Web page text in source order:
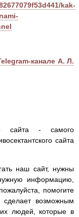
kak-
канале А. Л.
сайта - самого
сайта
наш сайт, нужны
информацию,
помогите
возможным
людей, которые в